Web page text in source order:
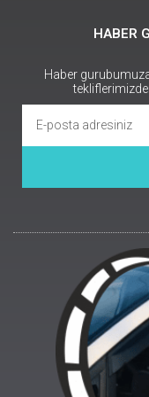
HABER
Haber